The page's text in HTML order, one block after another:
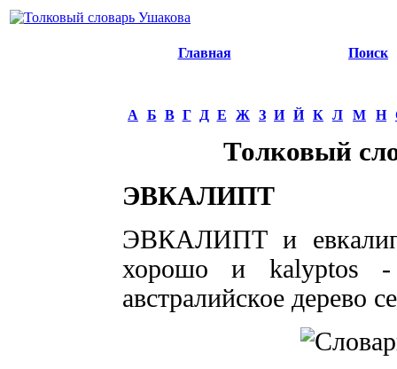
Главная Поиск
А Б В Г Д Е Ж З И Й К Л М Н
Толковый
ЭВКАЛИПТ
ЭВКАЛИПТ и
хорошо и kalyptos -
австралийское дерево